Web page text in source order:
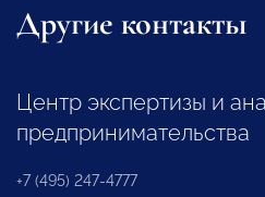
Другие контакты
Центр экспертизы и
предпринимательства
+7 (495) 247-4777